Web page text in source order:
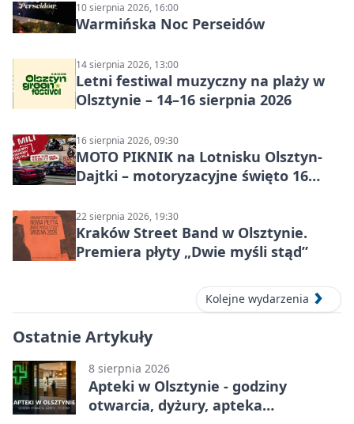
10 sierpnia 2026, 16:00
Warmińska Noc Perseidów
14 sierpnia 2026, 13:00
Letni festiwal muzyczny na plaży w
Olsztynie – 14–16 sierpnia 2026
16 sierpnia 2026, 09:30
MOTO PIKNIK na Lotnisku Olsztyn-
Dajtki – motoryzacyjne święto 16
22 sierpnia 2026, 19:30
Kraków Street Band w Olsztynie.
Premiera płyty „Dwie myśli stąd”
Kolejne wydarzenia
Ostatnie Artykuły
8 sierpnia 2026
Apteki w Olsztynie - godziny
otwarcia, dyżury, apteka